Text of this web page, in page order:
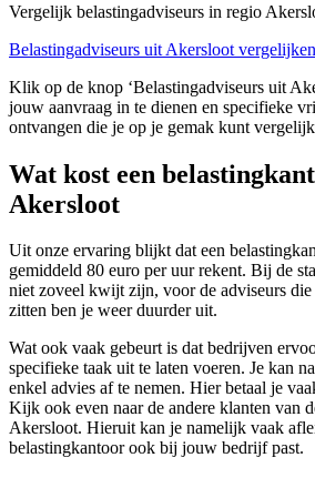
Vergelijk belastingadviseurs in regio
Belastingadviseurs uit Akersloot vergelijken
Klik op de knop ‘Belastingadviseurs uit
jouw aanvraag in te dienen en specifieke
ontvangen die je op je gemak kunt
Wat kost een
Akersloot
Uit onze ervaring blijkt dat een
gemiddeld 80 euro per uur rekent. Bij de
niet zoveel kwijt zijn, voor de adviseurs
zitten ben je weer duurder uit.
Wat ook vaak gebeurt is dat bedrijven
specifieke taak uit te laten voeren. Je kan
enkel advies af te nemen. Hier betaal je
Kijk ook even naar de andere klanten van
Akersloot. Hieruit kan je namelijk vaak
belastingkantoor ook bij jouw bedrijf past.